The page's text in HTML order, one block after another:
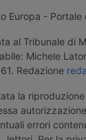
Europa -
al Tribunale di
Michele
Redazione
la
errori